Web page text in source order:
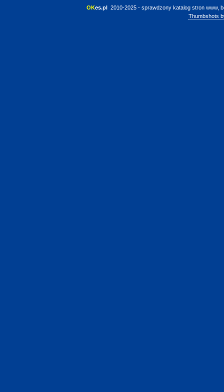
OKes.pl 2010-2025 - sprawdzony katalog stron www,
Thumbshots